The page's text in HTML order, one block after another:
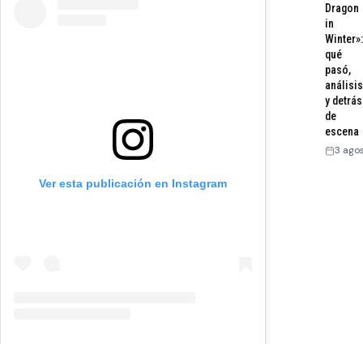
Ver esta publicación en Instagram
Dragon
in
Winter»:
qué
pasó,
análisis
y detrás
de
escena
3